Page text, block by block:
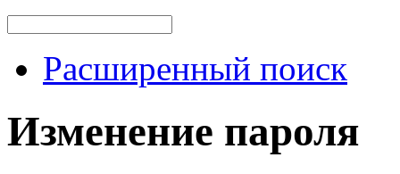
Расширенный поиск
Изменение пароля